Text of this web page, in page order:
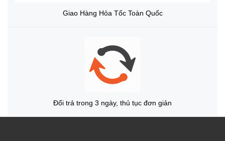
Giao Hàng Hỏa Tốc Toàn Quốc
Đổi trả trong 3 ngày, thủ tục đơn giản